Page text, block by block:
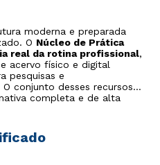
com contratos, direitos
envolvendo atletas e
moderna e preparada
O Núcleo de Prática
real da rotina profissional,
acervo físico e digital
pesquisas e
conjunto desses recursos
completa e de alta